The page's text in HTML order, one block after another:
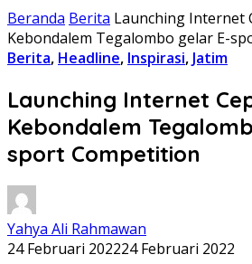
Beranda Berita Launching Internet
Kebondalem Tegalombo gelar E-
Berita, Headline, Inspirasi, Jatim
Launching Internet
Kebondalem
sport Competition
Yahya Ali Rahmawan
24 Februari 202224 Februari 2022